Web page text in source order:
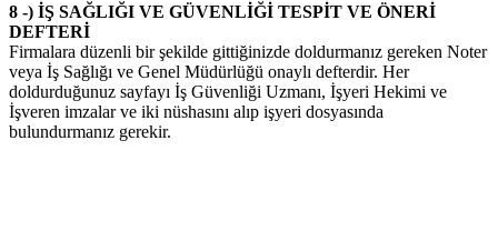
8 -) İŞ SAĞLIĞI VE GÜVENLİĞİ TESPİT VE ÖNERİ
DEFTERİ
Firmalara düzenli bir şekilde gittiğinizde doldurmanız gereken Noter
veya İş Sağlığı ve Genel Müdürlüğü onaylı defterdir. Her
doldurduğunuz sayfayı İş Güvenliği Uzmanı, İşyeri Hekimi ve
İşveren imzalar ve iki nüshasını alıp işyeri dosyasında
bulundurmanız gerekir.